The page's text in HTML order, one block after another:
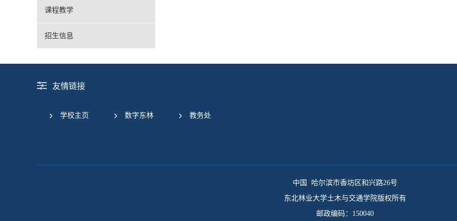
课程教学
招生信息
友情链接
学校主页 数字东林 教务处
中国 哈尔滨市香坊区和兴路26号
东北林业大学土木与交通学院版权所有
邮政编码：150040